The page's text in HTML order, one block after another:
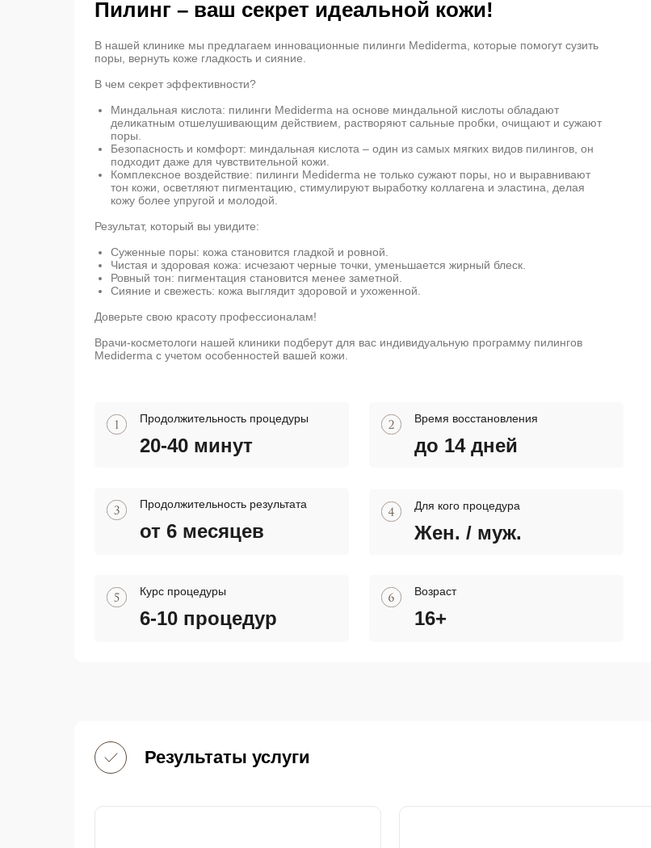
Пилинг – ваш секрет идеальной кожи!
В нашей клинике мы предлагаем инновационные пилинги Mediderma, которые помогут сузить
поры, вернуть коже гладкость и сияние.
В чем секрет эффективности?
Миндальная кислота: пилинги Mediderma на основе миндальной кислоты обладают
деликатным отшелушивающим действием, растворяют сальные пробки, очищают и сужают
поры.
Безопасность и комфорт: миндальная кислота – один из самых мягких видов пилингов, он
подходит даже для чувствительной кожи.
Комплексное воздействие: пилинги Mediderma не только сужают поры, но и выравнивают
тон кожи, осветляют пигментацию, стимулируют выработку коллагена и эластина, делая
кожу более упругой и молодой.
Результат, который вы увидите:
Суженные поры: кожа становится гладкой и ровной.
Чистая и здоровая кожа: исчезают черные точки, уменьшается жирный блеск.
Ровный тон: пигментация становится менее заметной.
Сияние и свежесть: кожа выглядит здоровой и ухоженной.
Доверьте свою красоту профессионалам!
Врачи-косметологи нашей клиники подберут для вас индивидуальную программу пилингов
Mediderma с учетом особенностей вашей кожи.
Продолжительность процедуры
20-40 минут
Продолжительность результата
от 6 месяцев
Время восстановления
до 14 дней
Для кого процедура
Жен. / муж.
Курс процедуры
6-10 процедур
Возраст
16+
Результаты услуги